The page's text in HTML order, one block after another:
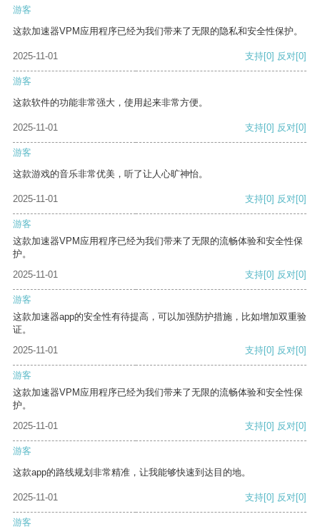
游客
这款加速器VPM应用程序已经为我们带来了无限的隐私和安全性保护。
2025-11-01 支持[0] 反对[0]
游客
这款软件的功能非常强大，使用起来非常方便。
2025-11-01 支持[0] 反对[0]
游客
这款游戏的音乐非常优美，听了让人心旷神怡。
2025-11-01 支持[0] 反对[0]
游客
这款加速器VPM应用程序已经为我们带来了无限的流畅体验和安全性保
护。
2025-11-01
支持[0] 反对[0]
游客
这款加速器app的安全性有待提高，可以加强防护措施，比如增加双重验
证。
2025-11-01
支持[0] 反对[0]
游客
这款加速器VPM应用程序已经为我们带来了无限的流畅体验和安全性保
护。
2025-11-01
支持[0] 反对[0]
游客
这款app的路线规划非常精准，让我能够快速到达目的地。
2025-11-01 支持[0] 反对[0]
游客